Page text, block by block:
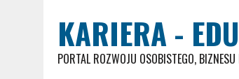
KARIERA -
PORTAL ROZWOJU OSOBISTEGO,